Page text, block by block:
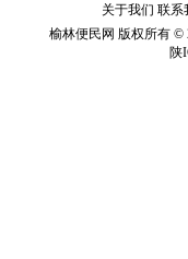
关于我们 联系
榆林便民网 版权所有 ©
陕